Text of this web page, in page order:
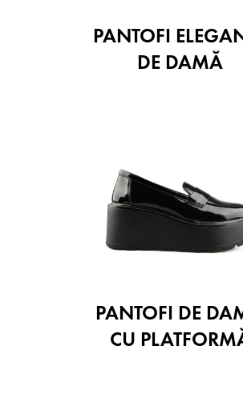
PANTOFI
DE DAMĂ
PANTOFI DE
CU